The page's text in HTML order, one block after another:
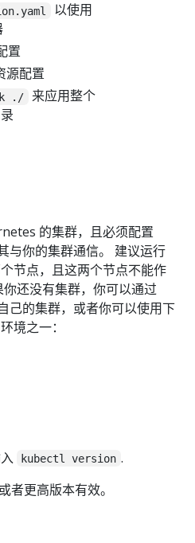
以使用
置
源配置
k ./
来应用整个
的集群，且必须配置
与你的集群通信。 建议运行
节点，且这两个节点不能作
还没有集群，你可以通过
己的集群，或者你可以使用下
境之一：
kubectl version .
者更高版本有效。